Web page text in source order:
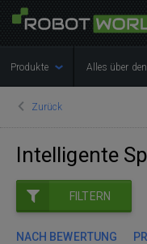
Produkte Alles über
Zurück
Intelligente
FILTERN
NACH BEWERTUNG